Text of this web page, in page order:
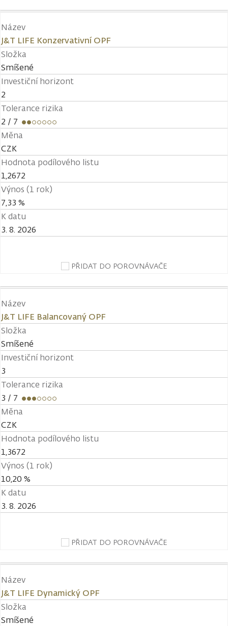
Název
J&T LIFE Konzervativní OPF
Složka
Smíšené
Investiční horizont
2
Tolerance rizika
2 / 7
Měna
CZK
Hodnota podílového listu
1,2672
Výnos (1 rok)
7,33 %
K datu
3. 8. 2026
PŘIDAT DO POROVNÁVAČE
Název
J&T LIFE Balancovaný OPF
Složka
Smíšené
Investiční horizont
3
Tolerance rizika
3 / 7
Měna
CZK
Hodnota podílového listu
1,3672
Výnos (1 rok)
10,20 %
K datu
3. 8. 2026
PŘIDAT DO POROVNÁVAČE
Název
J&T LIFE Dynamický OPF
Složka
Smíšené